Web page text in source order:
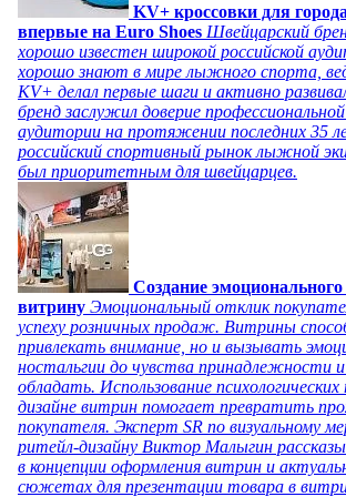
KV+ кроссовки для
впервые на Euro Shoes Швейцарский
хорошо известен широкой российской
хорошо знают в мире лыжного спорта,
KV+ делал первые шаги и активно
бренд заслужил доверие
аудитории на протяжении последних 35
российский спортивный рынок лыжной
был приоритетным для швейцарцев.
Создание эмоционального
витрину Эмоциональный отклик
успеху розничных продаж. Витрины
привлекать внимание, но и вызывать
ностальгии до чувства принадлежности
обладать. Использование психологических
дизайне витрин помогает превратить
покупателя. Эксперт SR по визуальному
ритейл-дизайну Виктор Малыгин
в концепции оформления витрин и
сюжетах для презентации товара в